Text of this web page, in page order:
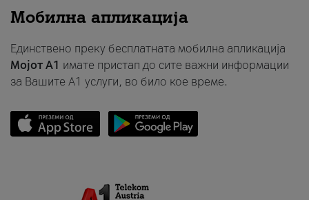
Мобилна апликација
Единствено преку бесплатната мобилна апликација
Мојот A1 имате пристап до сите важни информации
за Вашите A1 услуги, во било кое време.